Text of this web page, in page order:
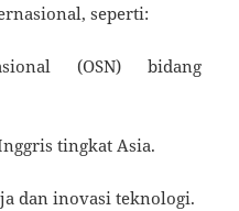
seperti:
(OSN) bidang
tingkat Asia.
dan inovasi teknologi.